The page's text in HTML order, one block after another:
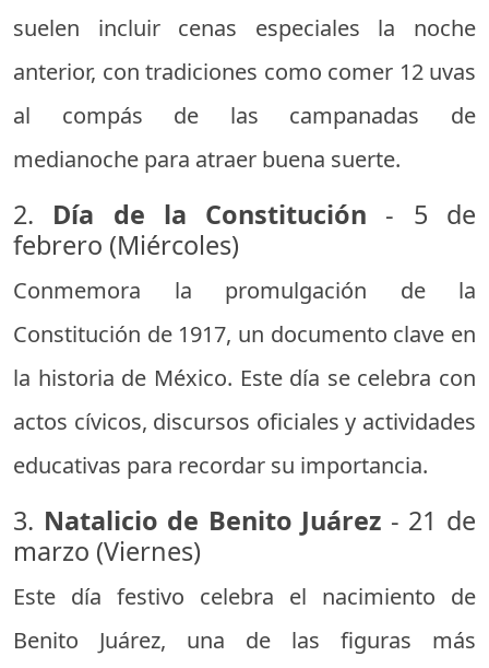
suelen incluir cenas especiales la noche
anterior, con tradiciones como comer 12 uvas
al compás de las campanadas de
medianoche para atraer buena suerte.
2. Día de la Constitución - 5 de
febrero (Miércoles)
Conmemora la promulgación de la
Constitución de 1917, un documento clave en
la historia de México. Este día se celebra con
actos cívicos, discursos oficiales y actividades
educativas para recordar su importancia.
3. Natalicio de Benito Juárez - 21 de
marzo (Viernes)
Este día festivo celebra el nacimiento de
Benito Juárez, una de las figuras más